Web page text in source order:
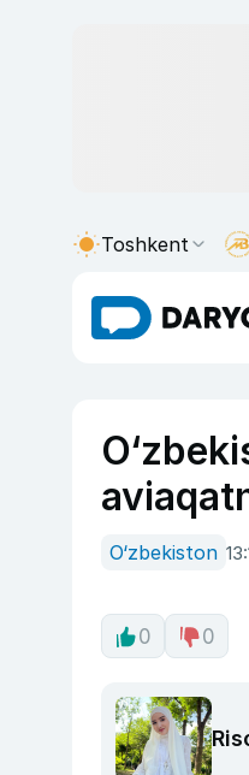
Toshkent
O‘zbekiston
0 0